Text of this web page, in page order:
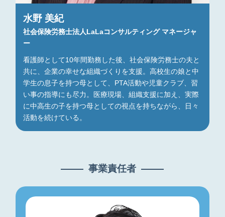
水野 美紀
社会保険労務士法人LaLaコンサルティング マネージャ
ー
看護師として10年間勤務した後、社会保険労務士の夫と
共に、企業の幸せな組織づくりを支援。高校生の娘と中
学生の息子を持つ母として、PTA活動や児童クラブ、習
い事の指導にも尽力。医療現場、組織支援に加え、実際
に中高生の子を持つ母としての視点を持ちながら、日々
活動を続けている。
事業責任者